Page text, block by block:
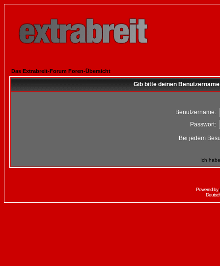
Das Extrabreit-Forum Foren-Übersicht
Gib bitte deinen
Benutzername:
Passwort:
Bei jedem
Ich
Powered by